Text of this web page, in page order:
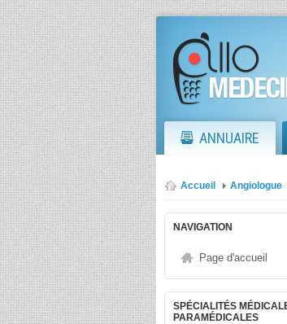
ANNUAIRE
Accueil Angiologue
NAVIGATION
Page d'accueil
SPÉCIALITÉS
PARAMÉDICALES